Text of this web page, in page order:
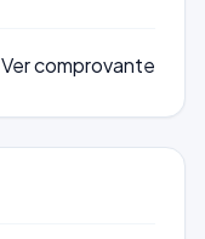
Ver comprovante